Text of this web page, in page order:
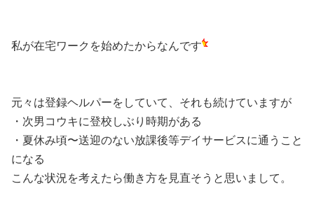
私が在宅ワークを始めたからなんです
元々は登録ヘルパーをしていて、それも続けていますが
・次男コウキに登校しぶり時期がある
・夏休み頃〜送迎のない放課後等デイサービスに通うこと
になる
こんな状況を考えたら働き方を見直そうと思いまして。